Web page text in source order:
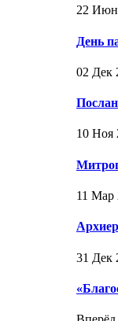
22 Июн
День
02 Дек
10 Ноя
11 Мар
31 Дек